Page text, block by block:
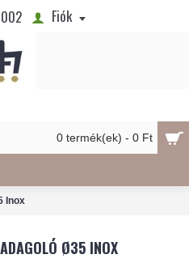
Fiók
0 termék(ek) - 0 Ft
Inox
Ø35 INOX